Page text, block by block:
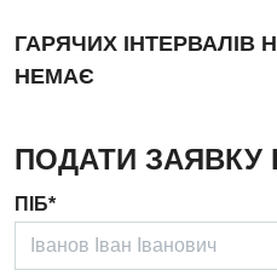
Гінекологічне відділення
Дерматовенерологія
Дієтологія
Ендокринологія
ГАРЯЧИХ
НЕМАЄ
ПОДАТИ ЗАЯВКУ
ПІБ*